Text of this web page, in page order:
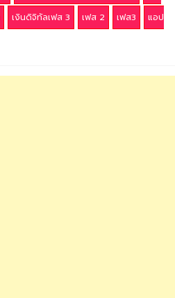
เงินดิจิทัลเฟส 3 เฟส 2 เฟส3
แอป